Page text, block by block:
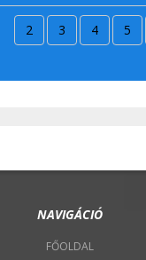
2 3 4 5
NAVIGÁCIÓ
FŐOLDAL